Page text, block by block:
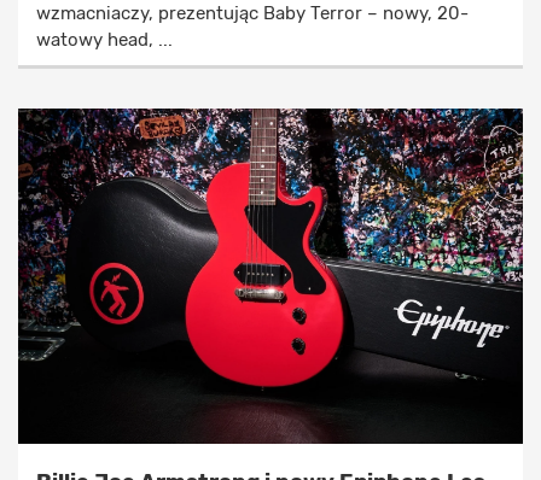
wzmacniaczy, prezentując Baby Terror – nowy, 20-
watowy head, ...